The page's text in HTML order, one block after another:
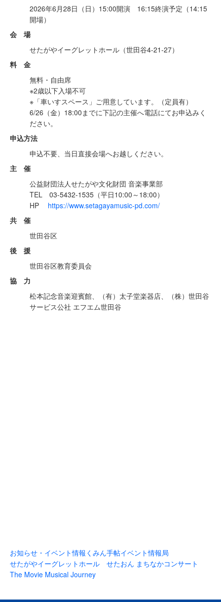
2026年6月28日（日）15:00開演 16:15終演予定（14:15
開場）
会 場
せたがやイーグレットホール（世田谷4-21-27）
料 金
無料・自由席
※2歳以下入場不可
※「車いすスペース」ご用意しています。（定員有）
6/26（金）18:00までに下記の主催へ電話にてお申込みく
ださい。
申込方法
申込不要、当日直接会場へお越しください。
主 催
公益財団法人せたがや文化財団 音楽事業部
TEL 03-5432-1535（平日10:00～18:00）
HP https://www.setagayamusic-pd.com/
共 催
世田谷区
後 援
世田谷区教育委員会
協 力
松本記念音楽迎賓館、（有）太子堂楽器店、（株）世田谷
サービス公社 エフエム世田谷
お知らせ・イベント情報 くみん手帖イベント情報局
せたがやイーグレットホール せたおん まちなかコンサート
The Movie Musical Journey